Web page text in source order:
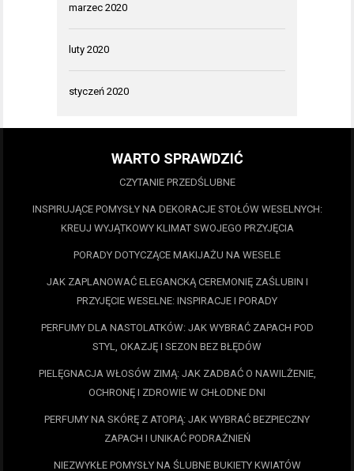
marzec 2020
luty 2020
styczeń 2020
WARTO SPRAWDZIĆ
CZYTANIE PRZEDŚLUBNE
INSPIRUJĄCE POMYSŁY NA DEKORACJE STOŁÓW WESELNYCH:
KREUJ WYJĄTKOWY KLIMAT SWOJEGO PRZYJĘCIA
PORADY DOTYCZĄCE MAKIJAŻU NA WESELE
JAK ZAPLANOWAĆ ELEGANCKĄ CEREMONIĘ ZAŚLUBIN I
PRZYJĘCIE WESELNE: INSPIRACJE I PORADY
PERFUMY DLA NASTOLATKÓW: JAK WYBRAĆ ZAPACH POD
STYL, OKAZJĘ I SEZON BEZ BŁĘDÓW
PIELĘGNACJA WŁOSÓW ZIMĄ: JAK ZADBAĆ O NAWILŻENIE,
OCHRONĘ I ZDROWIE W CHŁODNE DNI
PERFUMY NA SKÓRĘ Z ATOPIĄ: JAK WYBRAĆ BEZPIECZNY
ZAPACH I UNIKAĆ PODRAŻNIEŃ
NIEZWYKŁE POMYSŁY NA ŚLUBNE BUKIETY KWIATÓW